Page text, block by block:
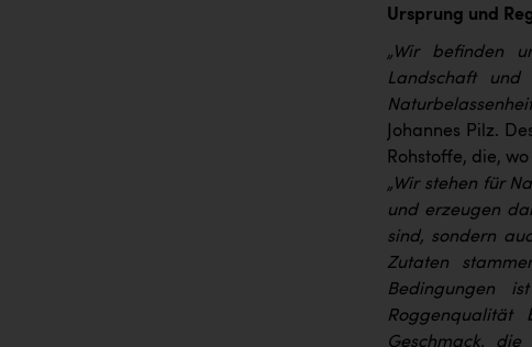
Ursprung und
„Wir befinden
Landschaft und
Johannes Pilz.
Rohstoffe, die,
„Wir stehen für
und erzeugen
sind, sondern
Zutaten
Bedingungen
Geschmack,